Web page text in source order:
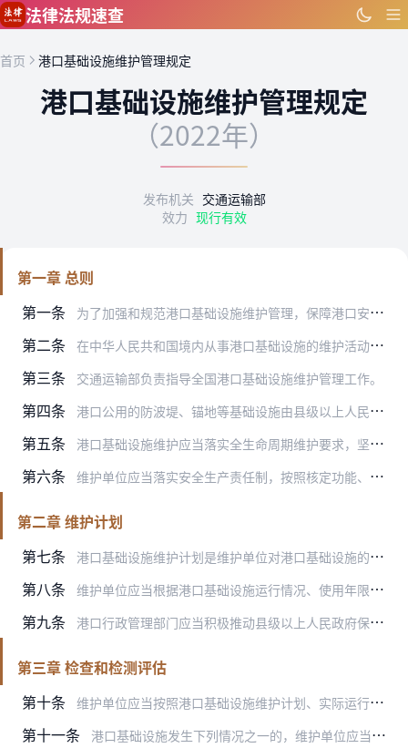
跳到主要内容
法律法规速查
首页 港口基础设施维护管理规定
港口基础设施维护管理规定
（2022年）
发布机关 交通运输部
效力 现行有效
第一章 总则
第一条
为了加强和规范港口基础设施维护管理，保障港口安全稳定运行，根据《中华人民共和国港口法》等法律、行政法规，制定本规定。
第二条 在中华人民共和国境内从事港口基础设施的维护活动，适用本规定。
第三条 交通运输部负责指导全国港口基础设施维护管理工作。
第四条 港口公用的防波堤、锚地等基础设施由县级以上人民政府确定的部门或者单位负责维护。其他港口基础设施由港口经营人负责维护。
第五条 港口基础设施维护应当落实全生命周期维护要求，坚持预防为主、防治结合、规范及时、安全环保的原则，提高港口基础设施使用寿命。
第六条 维护单位应当落实安全生产责任制，按照核定功能、设计要求、使用说明书以及相关法规、标准规范等合理使用和维护港口基础设施。
第二章 维护计划
第七条
港口基础设施维护计划是维护单位对港口基础设施的检查、检测评估、维修等活动作出的工作安排。
第八条 维护单位应当根据港口基础设施运行情况、使用年限等，按照有关强制性标准和技术规范的要求组织编制维护计划。
第九条 港口行政管理部门应当积极推动县级以上人民政府保证必要的资金投入，用于港口公用的防波堤、锚地等基础设施的维护。
第三章 检查和检测评估
第十条
维护单位应当按照港口基础设施维护计划、实际运行情况等开展检查，并做好记录。
第十一条 港口基础设施发生下列情况之一的，维护单位应当委托具有国家规定资质的检测单位进行检测评估：